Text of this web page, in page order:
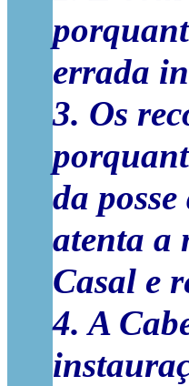
errada
3. Os
da
atenta a
Casal e
4. A